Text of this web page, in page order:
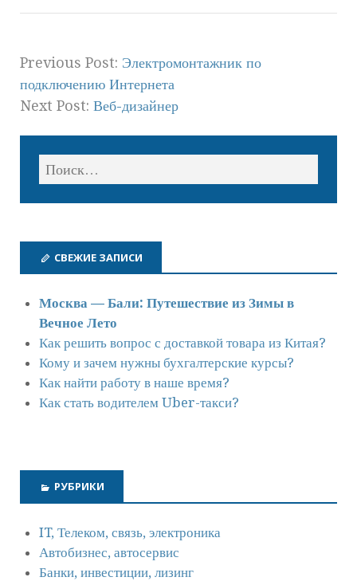
Previous Post: Электромонтажник по
подключению Интернета
Next Post: Веб-дизайнер
СВЕЖИЕ ЗАПИСИ
Москва — Бали: Путешествие из Зимы в
Вечное Лето
Как решить вопрос с доставкой товара из Китая?
Кому и зачем нужны бухгалтерские курсы?
Как найти работу в наше время?
Как стать водителем Uber-такси?
РУБРИКИ
IT, Телеком, связь, электроника
Автобизнес, автосервис
Банки, инвестиции, лизинг